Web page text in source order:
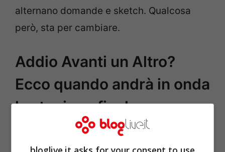
alternano domande e sketch. Qualcosa
però, sta per cambiare.
Addio Avanti un Altro?
Ecco quando andrà in onda
la stagione finale